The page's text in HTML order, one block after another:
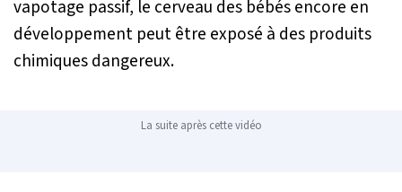
vapotage passif, le cerveau des bébés encore en
développement peut être exposé à des produits
chimiques dangereux.
La suite après cette vidéo